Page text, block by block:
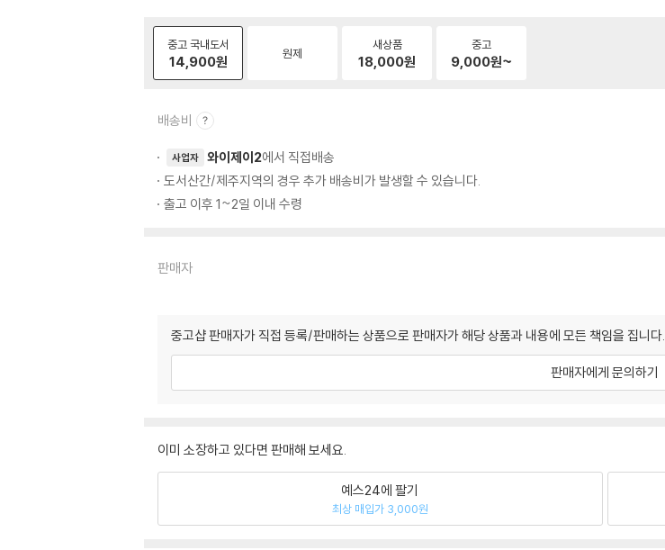
중고 국내도서
14,900원 원제
새상품
18,000원
중고
9,000원~
배송비
사업자 와이제이2에서 직접배송
도서산간/제주지역의 경우 추가 배송비가 발생할 수 있습니다.
출고 이후 1~2일 이내 수령
판매자
중고샵 판매자가 직접 등록/판매하는 상품으로 판매자가 해당 상품과 내용에 모든 책임을 집니다.
판매자에게 문의하기
이미 소장하고 있다면 판매해 보세요.
예스24에 팔기
최상 매입가 3,000원